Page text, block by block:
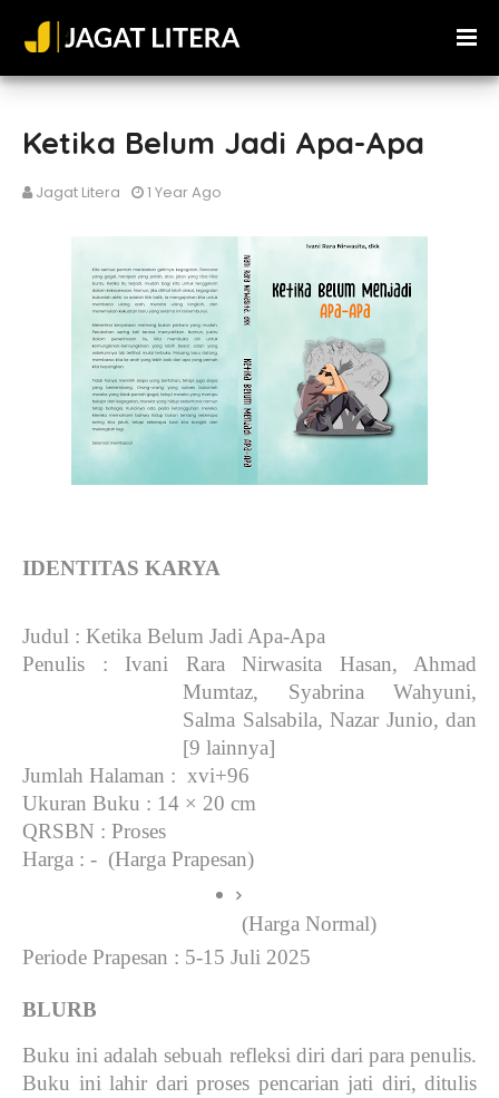
Ketika Belum Jadi Apa-Apa
Jagat Litera 1 Year Ago
IDENTITAS KARYA
Judul : Ketika Belum Jadi Apa-Apa
Penulis
: Ivani Rara Nirwasita Hasan, Ahmad
Mumtaz, Syabrina Wahyuni,
Salma Salsabila, Nazar Junio, dan
[9 lainnya]
Jumlah Halaman : xvi+96
Ukuran Buku : 14 × 20 cm
QRSBN : Proses
Harga : - (Harga Prapesan)
(Harga Normal)
Periode Prapesan : 5-15 Juli 2025
BLURB
Buku ini adalah sebuah refleksi diri dari para penulis.
Buku ini lahir dari proses pencarian jati diri, ditulis